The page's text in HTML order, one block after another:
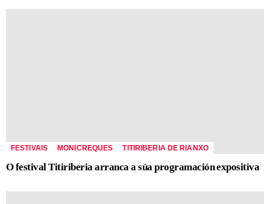
FESTIVAIS MONICREQUES TITIRIBERIA DE RIANXO
O festival Titiriberia arranca a súa programación expositiva